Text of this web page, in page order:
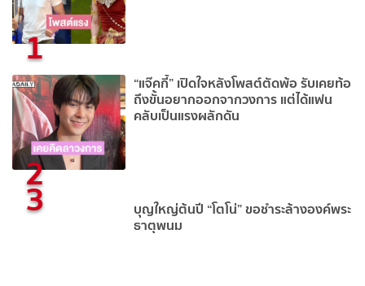
1
2
“แจ๊คกี้” เปิดใจหลังโพสต์ตัดพ้อ รับเคยท้อ
ถึงขั้นอยากออกจากวงการ แต่ได้แฟน
คลับเป็นแรงผลักดัน
3 บุญใหญ่ต้นปี “โตโน่” ขอชำระล้างองค์พระ
ธาตุพนม